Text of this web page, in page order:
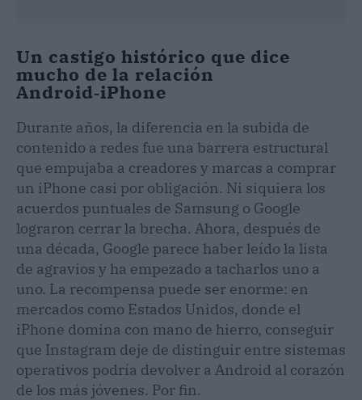
Un castigo histórico que dice
mucho de la relación
Android‑iPhone
Durante años, la diferencia en la subida de
contenido a redes fue una barrera estructural
que empujaba a creadores y marcas a comprar
un iPhone casi por obligación. Ni siquiera los
acuerdos puntuales de Samsung o Google
lograron cerrar la brecha. Ahora, después de
una década, Google parece haber leído la lista
de agravios y ha empezado a tacharlos uno a
uno. La recompensa puede ser enorme: en
mercados como Estados Unidos, donde el
iPhone domina con mano de hierro, conseguir
que Instagram deje de distinguir entre sistemas
operativos podría devolver a Android al corazón
de los más jóvenes. Por fin.